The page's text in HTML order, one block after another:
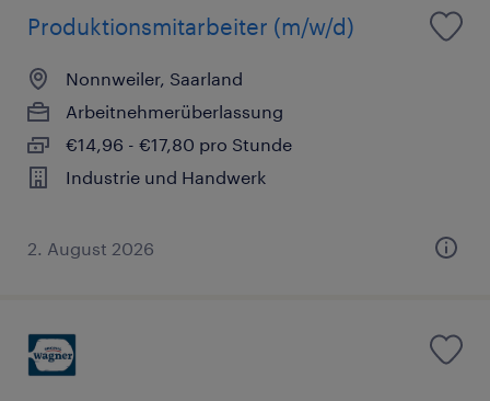
Produktionsmitarbeiter (m/w/d)
Nonnweiler, Saarland
Arbeitnehmerüberlassung
€14,96 - €17,80 pro Stunde
Industrie und Handwerk
2. August 2026